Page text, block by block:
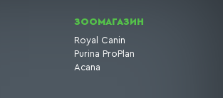
ЗООМАГАЗИН
Royal Canin
Purina ProPlan
Acana